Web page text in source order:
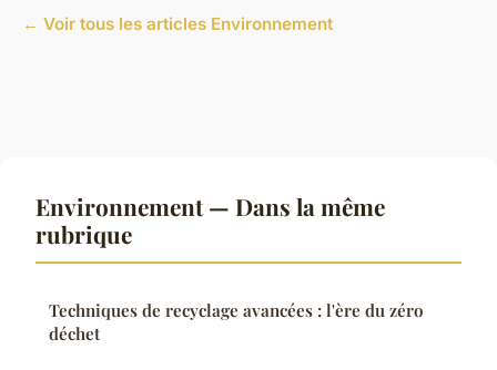
← Voir tous les articles Environnement
Environnement — Dans la même
rubrique
Techniques de recyclage avancées : l'ère du zéro
déchet